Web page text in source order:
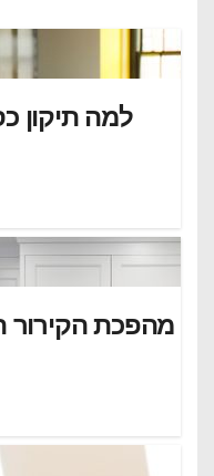
למה תיקון
מהפכת הקירור